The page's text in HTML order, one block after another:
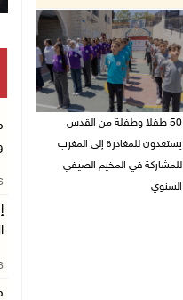
50 طفلا وطفلة من القدس
يستعدون للمغادرة إلى المغرب
للمشاركة في المخيم الصيفي
السنوي